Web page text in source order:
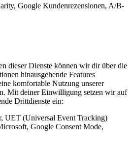
Google Kundenrezensionen, A/B-
dieser Dienste können wir dir über die
hinausgehende Features
komfortable Nutzung unserer
Mit deiner Einwilligung setzen wir auf
Drittdienste ein:
UET (Universal Event Tracking)
Google Consent Mode,